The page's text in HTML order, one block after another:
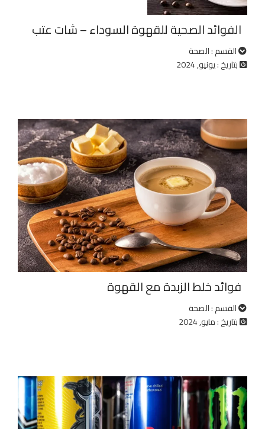
الفوائد الصحية للقهوة السوداء – شات عتب
القسم : الصحة
بتاريخ : يونيو, 2024
فوائد خلط الزبدة مع القهوة
القسم : الصحة
بتاريخ : مايو, 2024